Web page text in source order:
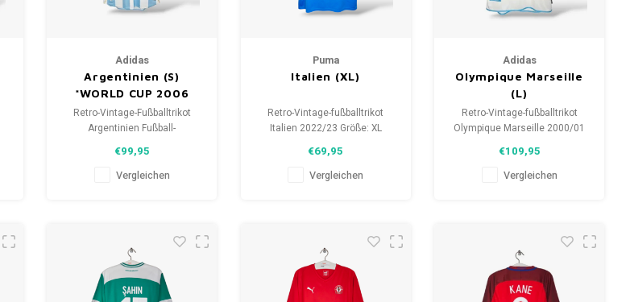
Adidas
Argentinien (S)
*WORLD CUP 2006
Retro-Vintage-Fußballtrikot
Argentinien Fußball-
Größe: S (unisex)
Gesamtzustand des Hemdes:
€99,95
Vergleichen
Puma
Italien (XL)
Retro-Vintage-fußballtrikot
Italien 2022/23 Größe: XL
Hemdes: 9.5/10 (gebraucht)
€69,95
Vergleichen
Adidas
Olympique Marseille
(L)
Retro-Vintage-fußballtrikot
Olympique Marseille 2000/01
Gesamtzustand des Hemdes:
10/10 (gebraucht)
€109,95
Vergleichen